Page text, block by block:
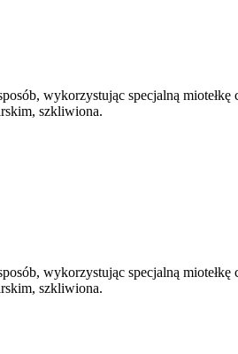
wykorzystując specjalną
szkliwiona.
wykorzystując specjalną
szkliwiona.